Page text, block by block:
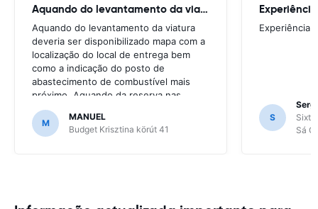
Aquando do levantamento da viatura
Aquando do levantamento da viatura
deveria ser disponibilizado mapa com a
localização do local de entrega bem
como a indicação do posto de
abastecimento de combustível mais
próximo. Aquando da reserva nas
situações de entrega de viatura em
outro país deveria ser disponibilizada
informação sobre os procedimentos
M
MANUEL
Budget Krisztina körút 41
Experiência
S
Sixt
Sá